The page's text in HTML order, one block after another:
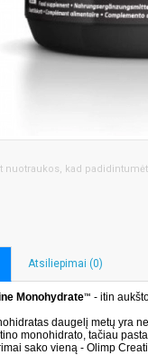
nuotraukos, kad
Atsiliepimai (0)
Monohydrate™ - itin
daugelį metų yra
monohidrato, tačiau
sako vieną - Olimp